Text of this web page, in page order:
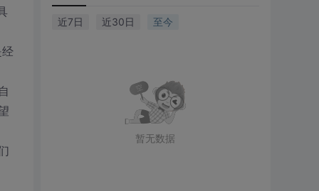
近7日 近30日 至今
暂无数据